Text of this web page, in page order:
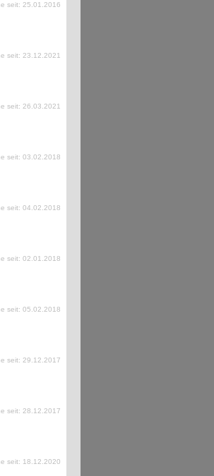
seit: 25.01.2016
seit: 23.12.2021
seit: 26.03.2021
seit: 03.02.2018
seit: 04.02.2018
seit: 02.01.2018
seit: 05.02.2018
seit: 29.12.2017
seit: 28.12.2017
seit: 18.12.2020